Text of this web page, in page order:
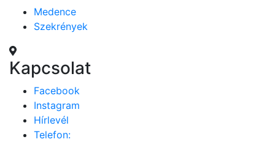
Medence
Szekrények
Kapcsolat
Facebook
Instagram
Hírlevél
Telefon: